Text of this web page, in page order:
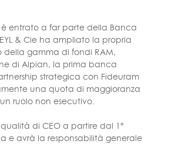
entrato a far parte della Banca
& Cie ha ampliato la propria
della gamma di fondi RAM,
di Alpian, la prima banca
strategica con Fideuram
una quota di maggioranza
ruolo non esecutivo.
di CEO a partire dal 1°
e avrà la responsabilità generale